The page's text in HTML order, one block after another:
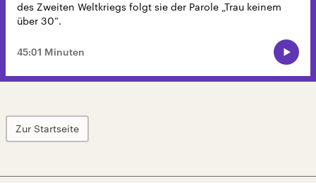
des Zweiten Weltkriegs folgt sie der Parole „Trau keinem
über 30”.
45:01 Minuten
Zur Startseite